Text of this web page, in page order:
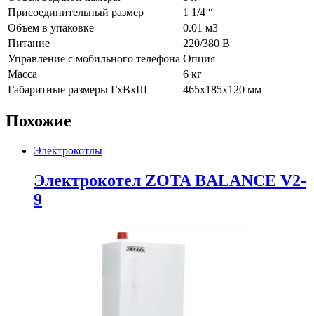
Присоединительный размер
1 1/4 “
Объем в упаковке
0.01 м3
Питание
220/380 В
Управление с мобильного телефона Опция
Масса
6 кг
Габаритные размеры ГхВхШ
465х185х120 мм
Похожие
Электрокотлы
Электрокотел ZOTA BALANCE V2-
9